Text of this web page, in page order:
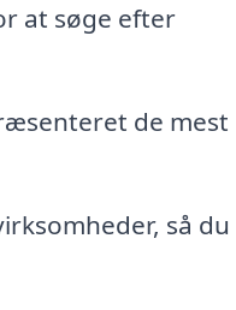
at søge efter
de mest
så du